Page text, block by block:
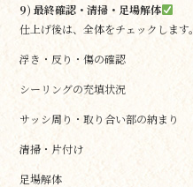
9) 最終確認・清掃・足場解体
仕上げ後は、全体をチェックします。
浮き・反り・傷の確認
シーリングの充填状況
サッシ周り・取り合い部の納まり
清掃・片付け
足場解体